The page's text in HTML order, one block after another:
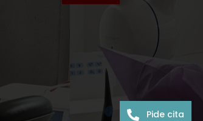
Pide cita